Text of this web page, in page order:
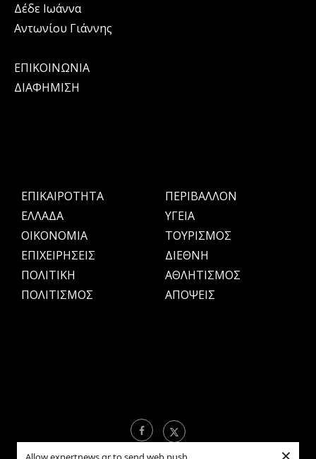
Δέδε Ιωάννα
Αντωνίου Γιάννης
ΕΠΙΚΟΙΝΩΝΙΑ
ΔΙΑΦΗΜΙΣΗ
ΕΠΙΚΑΙΡΟΤΗΤΑ
ΕΛΛΑΔΑ
OIKONOMIA
ΕΠΙΧΕΙΡΗΣΕΙΣ
ΠΟΛΙΤΙΚΗ
ΠΟΛΙΤΙΣΜΟΣ
ΠΕΡΙΒΑΛΛΟΝ
ΥΓΕΙΑ
ΤΟΥΡΙΣΜΟΣ
ΔΙΕΘΝΗ
ΑΘΛΗΤΙΣΜΟΣ
ΑΠΟΨΕΙΣ